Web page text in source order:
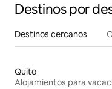
Destinos por
Destinos cercanos
Quito
Alojamientos para